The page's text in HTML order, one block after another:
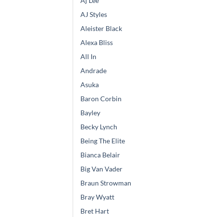
AJ Styles
Aleister Black
Alexa Bliss
All In
Andrade
Asuka
Baron Corbin
Bayley
Becky Lynch
Being The Elite
Bianca Belair
Big Van Vader
Braun Strowman
Bray Wyatt
Bret Hart